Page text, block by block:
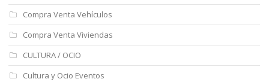
Compra Venta Vehículos
Compra Venta Viviendas
CULTURA / OCIO
Cultura y Ocio Eventos